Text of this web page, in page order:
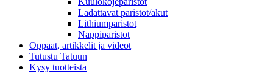
Ladattavat paristot/akut
Lithiumparistot
Nappiparistot
Oppaat, artikkelit ja videot
Tutustu Tatuun
Kysy tuotteista